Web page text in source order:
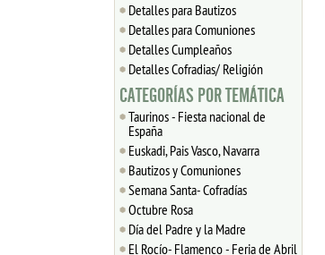
Detalles para Bautizos
Detalles para Comuniones
Detalles Cumpleaños
Detalles Cofradias/ Religión
CATEGORÍAS POR TEMÁTICA
Taurinos - Fiesta nacional de
España
Euskadi, Pais Vasco, Navarra
Bautizos y Comuniones
Semana Santa- Cofradías
Octubre Rosa
Día del Padre y la Madre
El Rocío- Flamenco - Feria de Abril
20 PERLAS DE CRISTAL
COLOR LILA 8mm
1.20 0.54€